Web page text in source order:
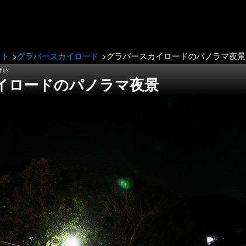
グラバースカイロード グラバースカイロードのパノラマ夜景
い
ロードのパノラマ夜景